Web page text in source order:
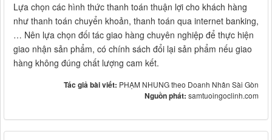
Lựa chọn các hình thức thanh toán thuận lợi cho khách hàng
như thanh toán chuyển khoản, thanh toán qua internet banking,
… Nên lựa chọn đối tác giao hàng chuyên nghiệp để thực hiện
giao nhận sản phẩm, có chính sách đổi lại sản phẩm nếu giao
hàng không đúng chất lượng cam kết.
Tác giả bài viết: PHẠM NHUNG theo Doanh Nhân Sài Gòn
Nguồn phát: samtuoingoclinh.com